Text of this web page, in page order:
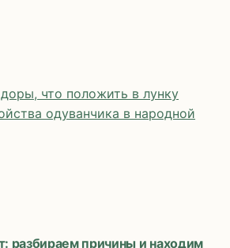
что положить в лунку
одуванчика в народной
разбираем причины и находим